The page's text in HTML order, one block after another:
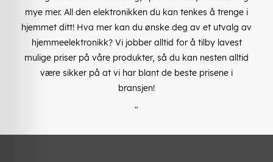
mye mer. All den elektronikken du kan tenkes å trenge i
hjemmet ditt! Hva mer kan du ønske deg av et utvalg av
hjemmeelektronikk? Vi jobber alltid for å tilby lavest
mulige priser på våre produkter, så du kan nesten alltid
være sikker på at vi har blant de beste prisene i
bransjen!
"